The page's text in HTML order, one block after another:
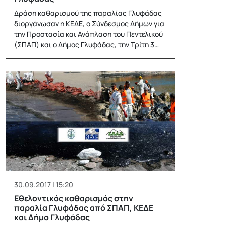
Δράση καθαρισμού της παραλίας Γλυφάδας
διοργάνωσαν η ΚΕΔΕ, ο Σύνδεσμος Δήμων για
την Προστασία και Ανάπλαση του Πεντελικού
(ΣΠΑΠ) και ο Δήμος Γλυφάδας, την Τρίτη 3…
30.09.2017 | 15:20
Εθελοντικός καθαρισμός στην
παραλία Γλυφάδας από ΣΠΑΠ, ΚΕΔΕ
και Δήμο Γλυφάδας